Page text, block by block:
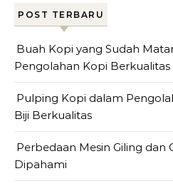
POST TERBARU
Buah Kopi yang Sudah
Pengolahan Kopi Berkualitas
Pulping Kopi dalam
Biji Berkualitas
Perbedaan Mesin Giling dan
Dipahami